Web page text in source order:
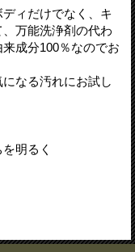
ィだけでなく、キ
万能洗浄剤の代わ
成分100％なのでお
なる汚れにお試し
明るく